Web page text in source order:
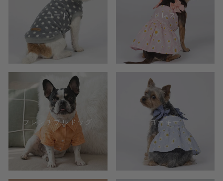
コート ドレス
フレンチブルドッグ ヨーキー